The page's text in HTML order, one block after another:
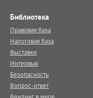
Библиотека
Правовая база
Налоговая база
Выставки
Интервью
Безопасность
Вопрос-ответ